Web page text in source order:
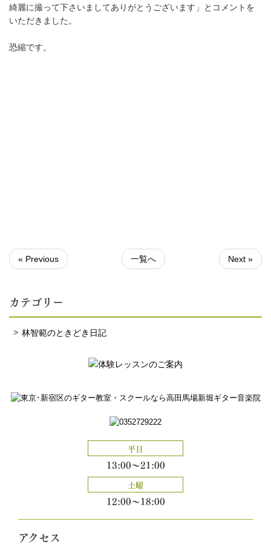
綺麗に撮って下さいましてありがとうございます」とコメントを
いただきました。
恐縮です。
« Previous 一覧へ Next »
カテゴリー
林智範のときどき日記
平日
13:00～21:00
土曜
12:00～18:00
アクセス